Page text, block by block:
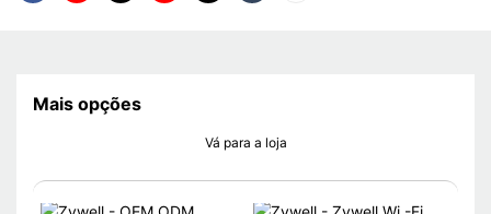
Mais opções
Vá para a loja